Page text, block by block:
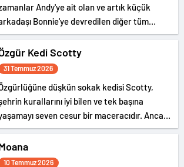
Andy'ye ait olan ve artık küçük
Bonnie'ye devredilen diğer tüm
geri döndü ve yeni bir macera
Kedi Scotty
31 Temmuz 2026
düşkün sokak kedisi Scotty,
kurallarını iyi bilen ve tek başına
seven cesur bir maceracıdır. Ancak
düzeni, ev kedisi Katie’nin beklenmedik
hayatına girmesiyle tamamen değişir.
10 Temmuz 2026